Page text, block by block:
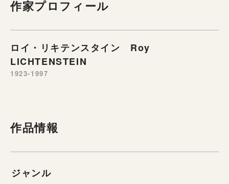
作家プロフィール
ロイ・リキテンスタイン Roy
LICHTENSTEIN
1923-1997
作品情報
ジャンル